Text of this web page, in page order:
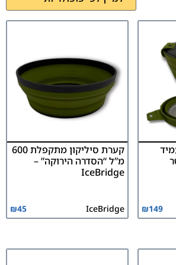
₪149
קערת סיליקון מתקפלת 600
מ”ל “הסדרה הירוקה” –
IceBridge
IceBridge
₪45